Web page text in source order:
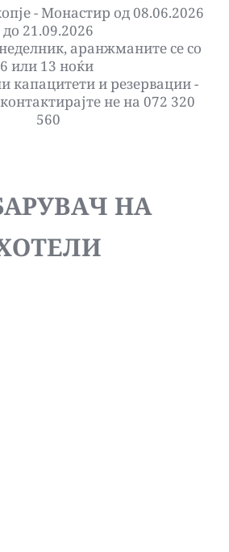
- Монастир од 08.06.2026
до 21.09.2026
аранжманите се со
6 или 13 ноќи
капацитети и резервации -
не на 072 320
560
НА